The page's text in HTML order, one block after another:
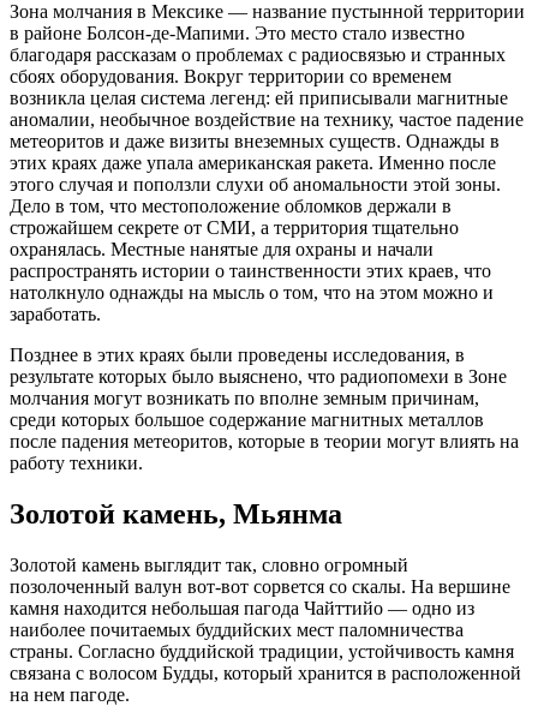
Зона молчания в Мексике — название пустынной территории
в районе Болсон-де-Мапими. Это место стало известно
благодаря рассказам о проблемах с радиосвязью и странных
сбоях оборудования. Вокруг территории со временем
возникла целая система легенд: ей приписывали магнитные
аномалии, необычное воздействие на технику, частое падение
метеоритов и даже визиты внеземных существ. Однажды в
этих краях даже упала американская ракета. Именно после
этого случая и поползли слухи об аномальности этой зоны.
Дело в том, что местоположение обломков держали в
строжайшем секрете от СМИ, а территория тщательно
охранялась. Местные нанятые для охраны и начали
распространять истории о таинственности этих краев, что
натолкнуло однажды на мысль о том, что на этом можно и
заработать.
Позднее в этих краях были проведены исследования, в
результате которых было выяснено, что радиопомехи в Зоне
молчания могут возникать по вполне земным причинам,
среди которых большое содержание магнитных металлов
после падения метеоритов, которые в теории могут влиять на
работу техники.
Золотой камень, Мьянма
Золотой камень выглядит так, словно огромный
позолоченный валун вот-вот сорвется со скалы. На вершине
камня находится небольшая пагода Чайттийо — одно из
наиболее почитаемых буддийских мест паломничества
страны. Согласно буддийской традиции, устойчивость камня
связана с волосом Будды, который хранится в расположенной
на нем пагоде.